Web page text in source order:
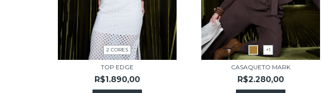
2 CORES
TOP EDGE
R$1.890,00
+1
CASAQUETO MARK
R$2.280,00